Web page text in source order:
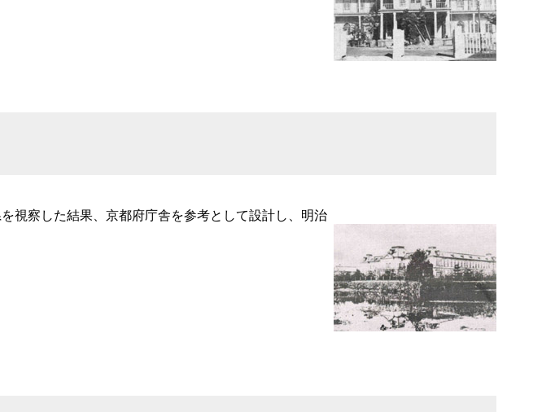
視察した結果、京都府庁舎を参考として設計し、明治